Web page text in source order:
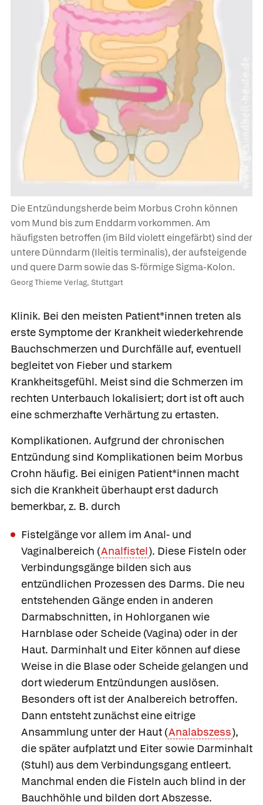
Die Entzündungsherde beim Morbus Crohn können
vom Mund bis zum Enddarm vorkommen. Am
häufigsten betroffen (im Bild violett eingefärbt) sind der
untere Dünndarm (Ileitis terminalis), der aufsteigende
und quere Darm sowie das S-förmige Sigma-Kolon.
Georg Thieme Verlag, Stuttgart
Klinik. Bei den meisten Patient*innen treten als
erste Symptome der Krankheit wiederkehrende
Bauchschmerzen und Durchfälle auf, eventuell
begleitet von Fieber und starkem
Krankheitsgefühl. Meist sind die Schmerzen im
rechten Unterbauch lokalisiert; dort ist oft auch
eine schmerzhafte Verhärtung zu ertasten.
Komplikationen. Aufgrund der chronischen
Entzündung sind Komplikationen beim Morbus
Crohn häufig. Bei einigen Patient*innen macht
sich die Krankheit überhaupt erst dadurch
bemerkbar, z. B. durch
Fistelgängevor allem im Anal- und
Vaginalbereich (Analfistel). Diese Fisteln oder
Verbindungsgänge bilden sich aus
entzündlichen Prozessen des Darms. Die neu
entstehenden Gänge enden in anderen
Darmabschnitten, in Hohlorganen wie
Harnblase oder Scheide (Vagina) oder in der
Haut. Darminhalt und Eiter können auf diese
Weise in die Blase oder Scheide gelangen und
dort wiederum Entzündungen auslösen.
Besonders oft ist der Analbereich betroffen.
Dann entsteht zunächst eine eitrige
Ansammlung unter der Haut (Analabszess),
die später aufplatzt und Eiter sowie Darminhalt
(Stuhl) aus dem Verbindungsgang entleert.
Manchmal enden die Fisteln auch blind in der
Bauchhöhle und bilden dort Abszesse.